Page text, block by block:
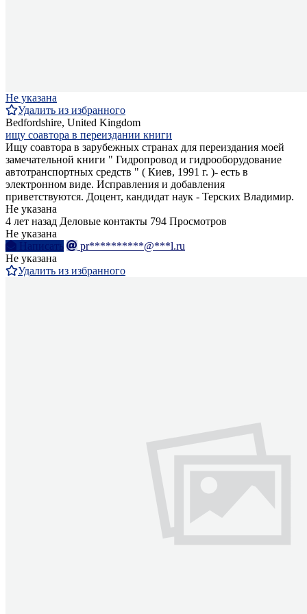
Не указана
Удалить из избранного
Bedfordshire, United Kingdom
ищу соавтора в переиздании книги
Ищу соавтора в зарубежных странах для переиздания моей
замечательной книги " Гидропровод и гидрооборудование
автотранспортных средств " ( Киев, 1991 г. )- есть в
электронном виде. Исправления и добавления
приветствуются. Доцент, кандидат наук - Терских Владимир.
Не указана
4 лет назад Деловые контакты 794 Просмотров
Не указана
Написать
pr**********@***l.ru
Не указана
Удалить из избранного